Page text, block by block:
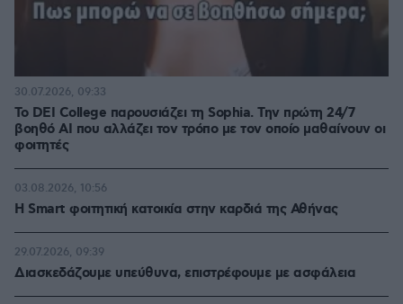
Το DEI College παρουσιάζει τη Sophia. Την πρώτη 24/7
βοηθό AI που αλλάζει τον τρόπο με τον οποίο μαθαίνουν οι
φοιτητές
30.07.2026, 09:33
Η Smart φοιτητική κατοικία στην καρδιά της Αθήνας
03.08.2026, 10:56
Διασκεδάζουμε υπεύθυνα, επιστρέφουμε με ασφάλεια
29.07.2026, 09:39